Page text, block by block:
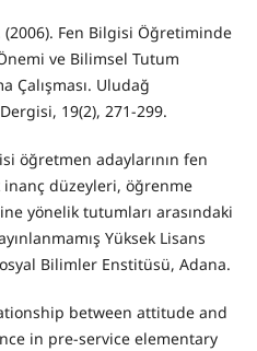
(2006). Fen Bilgisi Öğretiminde
ve Bilimsel Tutum
Çalışması. Uludağ
19(2), 271-299.
öğretmen adaylarının fen
düzeyleri, öğrenme
yönelik tutumları arasındaki
Yüksek Lisans
Bilimler Enstitüsü, Adana.
between attitude and
in pre-service elementary